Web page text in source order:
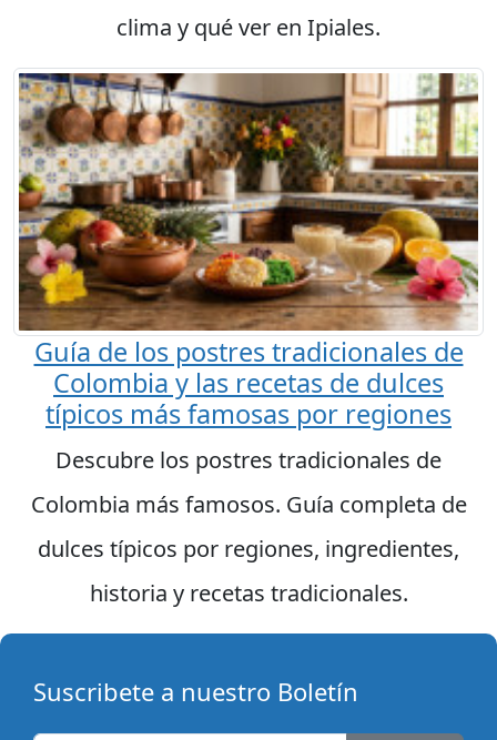
clima y qué ver en Ipiales.
Guía de los postres tradicionales de
Colombia y las recetas de dulces
típicos más famosas por regiones
Descubre los postres tradicionales de
Colombia más famosos. Guía completa de
dulces típicos por regiones, ingredientes,
historia y recetas tradicionales.
Suscribete a nuestro Boletín